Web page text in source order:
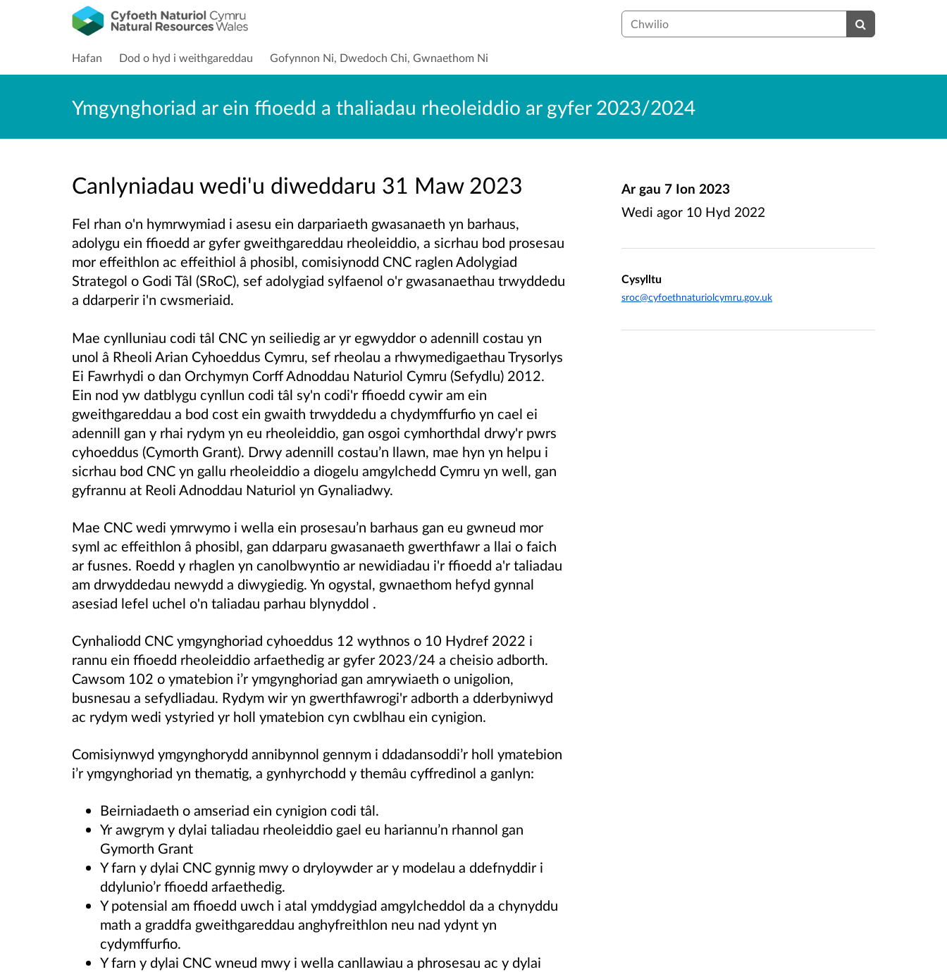
Chwilio
Hafan Dod o hyd i weithgareddau Gofynnon Ni, Dwedoch Chi, Gwnaethom Ni
Ymgynghoriad ar ein ffioedd a thaliadau rheoleiddio ar gyfer 2023/2024
Canlyniadau wedi'u diweddaru 31 Maw 2023
Fel rhan o'n hymrwymiad i asesu ein darpariaeth gwasanaeth yn barhaus,
adolygu ein ffioedd ar gyfer gweithgareddau rheoleiddio, a sicrhau bod prosesau
mor effeithlon ac effeithiol â phosibl, comisiynodd CNC raglen Adolygiad
Strategol o Godi Tâl (SRoC), sef adolygiad sylfaenol o'r gwasanaethau trwyddedu
a ddarperir i'n cwsmeriaid.
Mae cynlluniau codi tâl CNC yn seiliedig ar yr egwyddor o adennill costau yn
unol â Rheoli Arian Cyhoeddus Cymru, sef rheolau a rhwymedigaethau Trysorlys
Ei Fawrhydi o dan Orchymyn Corff Adnoddau Naturiol Cymru (Sefydlu) 2012.
Ein nod yw datblygu cynllun codi tâl sy'n codi'r ffioedd cywir am ein
gweithgareddau a bod cost ein gwaith trwyddedu a chydymffurfio yn cael ei
adennill gan y rhai rydym yn eu rheoleiddio, gan osgoi cymhorthdal drwy'r pwrs
cyhoeddus (Cymorth Grant). Drwy adennill costau’n llawn, mae hyn yn helpu i
sicrhau bod CNC yn gallu rheoleiddio a diogelu amgylchedd Cymru yn well, gan
gyfrannu at Reoli Adnoddau Naturiol yn Gynaliadwy.
Mae CNC wedi ymrwymo i wella ein prosesau’n barhaus gan eu gwneud mor
syml ac effeithlon â phosibl, gan ddarparu gwasanaeth gwerthfawr a llai o faich
ar fusnes. Roedd y rhaglen yn canolbwyntio ar newidiadau i'r ffioedd a'r taliadau
am drwyddedau newydd a diwygiedig. Yn ogystal, gwnaethom hefyd gynnal
asesiad lefel uchel o'n taliadau parhau blynyddol .
Cynhaliodd CNC ymgynghoriad cyhoeddus 12 wythnos o 10 Hydref 2022 i
rannu ein ffioedd rheoleiddio arfaethedig ar gyfer 2023/24 a cheisio adborth.
Cawsom 102 o ymatebion i’r ymgynghoriad gan amrywiaeth o unigolion,
busnesau a sefydliadau. Rydym wir yn gwerthfawrogi'r adborth a dderbyniwyd
ac rydym wedi ystyried yr holl ymatebion cyn cwblhau ein cynigion.
Comisiynwyd ymgynghorydd annibynnol gennym i ddadansoddi’r holl ymatebion
i’r ymgynghoriad yn thematig, a gynhyrchodd y themâu cyffredinol a ganlyn:
Beirniadaeth o amseriad ein cynigion codi tâl.
Yr awgrym y dylai taliadau rheoleiddio gael eu hariannu’n rhannol gan
Gymorth Grant
Y farn y dylai CNC gynnig mwy o dryloywder ar y modelau a ddefnyddir i
ddylunio’r ffioedd arfaethedig.
Y potensial am ffioedd uwch i atal ymddygiad amgylcheddol da a chynyddu
math a graddfa gweithgareddau anghyfreithlon neu nad ydynt yn
cydymffurfio.
Y farn y dylai CNC wneud mwy i wella canllawiau a phrosesau ac y dylai
Ar gau 7 Ion 2023
Wedi agor 10 Hyd 2022
Cysylltu
sroc@cyfoethnaturiolcymru.gov.uk